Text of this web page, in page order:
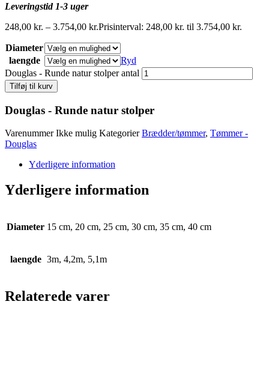
Leveringstid 1-3 uger
248,00 kr. – 3.754,00 kr.Prisinterval: 248,00 kr. til 3.754,00 kr.
Diameter
laengde
Ryd
Douglas - Runde natur stolper antal
Tilføj til kurv
Douglas - Runde natur stolper
VarenummerIkke mulig Kategorier Brædder/tømmer, Tømmer -
Douglas
Yderligere information
Yderligere information
Diameter 15 cm, 20 cm, 25 cm, 30 cm, 35 cm, 40 cm
laengde 3m, 4,2m, 5,1m
Relaterede varer